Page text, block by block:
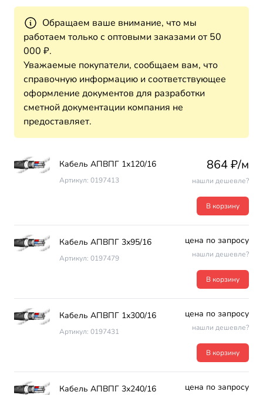
Обращаем ваше внимание, что мы
работаем только с оптовыми заказами от 50
000 ₽.
Уважаемые покупатели, сообщаем вам, что
справочную информацию и соответствующее
оформление документов для разработки
сметной документации компания не
предоставляет.
Кабель АПВПГ 1х120/16
Артикул: 0197413
864 ₽/м
нашли дешевле?
В корзину
Кабель АПВПГ 3х95/16
Артикул: 0197479
цена по запросу
нашли дешевле?
В корзину
Кабель АПВПГ 1х300/16
Артикул: 0197431
цена по запросу
нашли дешевле?
В корзину
Кабель АПВПГ 3х240/16 цена по запросу